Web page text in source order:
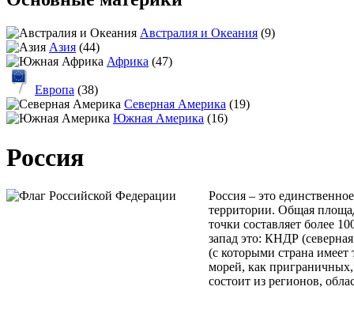
Австралия и Океания (9)
Азия (44)
Африка (47)
Европа (38)
Северная Америка (19)
Южная Америка (16)
Россия
Россия – это
территории. Общая
точки составляет более
запад это: КНДР
(с которыми страна имеет
морей, как
состоит из регионов,